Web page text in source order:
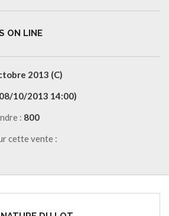
ON LINE
2013 (C)
10/2013 14:00)
: 800
cette vente :